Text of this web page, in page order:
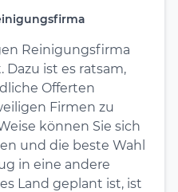
Reinigungsfirma
ist es ratsam,
Offerten
Firmen zu
können Sie sich
und die beste Wahl
in eine andere
Land geplant ist, ist